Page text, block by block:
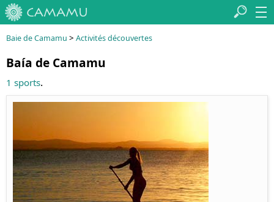
Baie de Camamu > Activités découvertes
Baía de Camamu
1 sports.